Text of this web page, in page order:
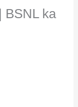
BSNL ka